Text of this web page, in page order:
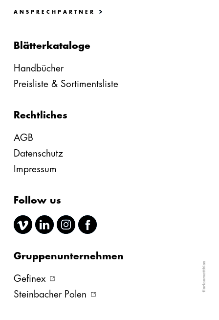
ANSPRECHPARTNER
Blätterkataloge
Handbücher
Preisliste & Sortimentsliste
Rechtliches
AGB
Datenschutz
Impressum
Follow us
Gruppenunternehmen
Gefinex
Steinbacher Polen